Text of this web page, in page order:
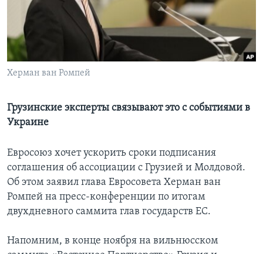
Learning English
СОЦИАЛЬНЫЕ СЕТИ
Языки
Херман ван Ромпей
Грузинские эксперты связывают это с событиями в
Украине
Евросоюз хочет ускорить сроки подписания
соглашения об ассоциации с Грузией и Молдовой.
Об этом заявил глава Евросовета Херман ван
Ромпей на пресс-конференции по итогам
двухдневного саммита глав государств ЕС.
Напомним, в конце ноября на вильнюсском